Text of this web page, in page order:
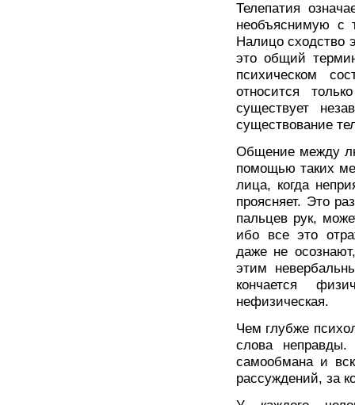
Телепатия
необъяснимую с
Налицо сходство
это общий
психическом
относится
существует
существование
Общение между
помощью таких
лица, когда
проясняет. Это
пальцев рук,
ибо все это
даже не
этим
кончается
нефизическая.
Чем глубже
слова
самообмана и
рассуждений, за